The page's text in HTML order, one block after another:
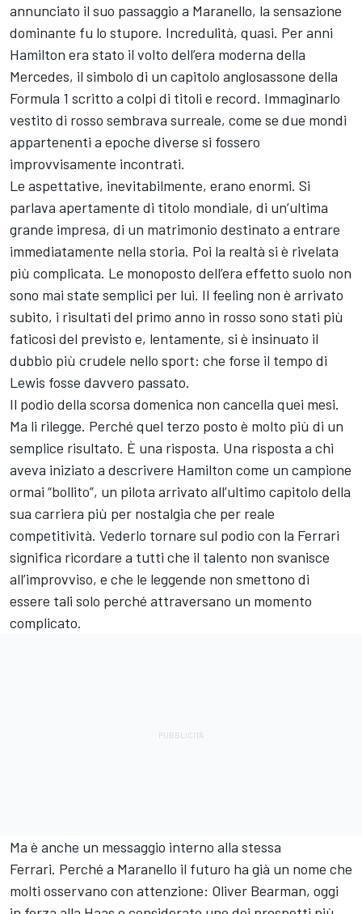
annunciato il suo passaggio a Maranello, la sensazione
dominante fu lo stupore. Incredulità, quasi. Per anni
Hamilton era stato il volto dell’era moderna della
Mercedes, il simbolo di un capitolo anglosassone della
Formula 1 scritto a colpi di titoli e record. Immaginarlo
vestito di rosso sembrava surreale, come se due mondi
appartenenti a epoche diverse si fossero
improvvisamente incontrati.
Le aspettative, inevitabilmente, erano enormi. Si
parlava apertamente di titolo mondiale, di un’ultima
grande impresa, di un matrimonio destinato a entrare
immediatamente nella storia. Poi la realtà si è rivelata
più complicata. Le monoposto dell’era effetto suolo non
sono mai state semplici per lui. Il feeling non è arrivato
subito, i risultati del primo anno in rosso sono stati più
faticosi del previsto e, lentamente, si è insinuato il
dubbio più crudele nello sport: che forse il tempo di
Lewis fosse davvero passato.
Il podio della scorsa domenica non cancella quei mesi.
Ma li rilegge. Perché quel terzo posto è molto più di un
semplice risultato. È una risposta. Una risposta a chi
aveva iniziato a descrivere Hamilton come un campione
ormai “bollito”, un pilota arrivato all’ultimo capitolo della
sua carriera più per nostalgia che per reale
competitività. Vederlo tornare sul podio con la Ferrari
significa ricordare a tutti che il talento non svanisce
all’improvviso, e che le leggende non smettono di
essere tali solo perché attraversano un momento
complicato.
Ma è anche un messaggio interno alla stessa
Ferrari. Perché a Maranello il futuro ha già un nome che
molti osservano con attenzione: Oliver Bearman, oggi